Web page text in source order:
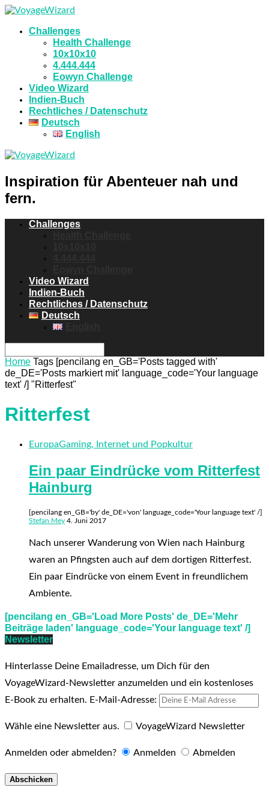
Challenges
Health Challenge
10x10x10
4.444.444
Eowyn Challenge
Video Wizard
Indien-Buch
Rechtliches / Datenschutz
Deutsch
English
Inspiration für Abenteuer nah und
fern.
Challenges
Video Wizard
Indien-Buch
Rechtliches / Datenschutz
Deutsch
Home Tags [pencilang en_GB='Posts tagged with'
de_DE='Posts markiert mit' language_code='Your language
text' /] "Ritterfest"
Ritterfest
EuropaGaming, Internet und Popkultur
Ein paar Eindrücke vom Ritterfest
Hainburg
[pencilang en_GB='by' de_DE='von' language_code='Your language text' /]
Stefan Mey 4. Juni 2017
Nach unserer Wanderung von Wien nach Hainburg
waren an Pfingsten auch auf dem dortigen Ritterfest.
Ein paar Eindrücke von einem Event in freundlichem
Ambiente.
[pencilang en_GB='Load More Posts' de_DE='Mehr
Beiträge laden' language_code='Your language text' /]
Newsletter
Hinterlasse Deine Emailadresse, um Dich für den
VoyageWizard-Newsletter anzumelden und ein kostenloses
E-Book zu erhalten. E-Mail-Adresse:
Wähle eine Newsletter aus. VoyageWizard Newsletter
Anmelden oder abmelden? Anmelden Abmelden